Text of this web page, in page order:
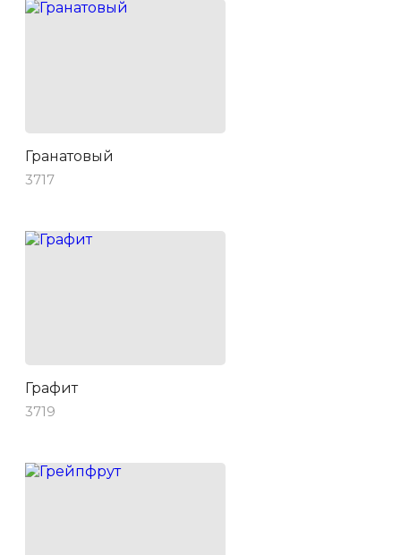
Гранатовый
3717
Графит
3719